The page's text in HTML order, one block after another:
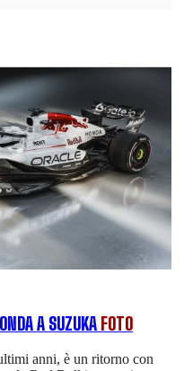
A SUZUKA FOTO
anni, è un ritorno con